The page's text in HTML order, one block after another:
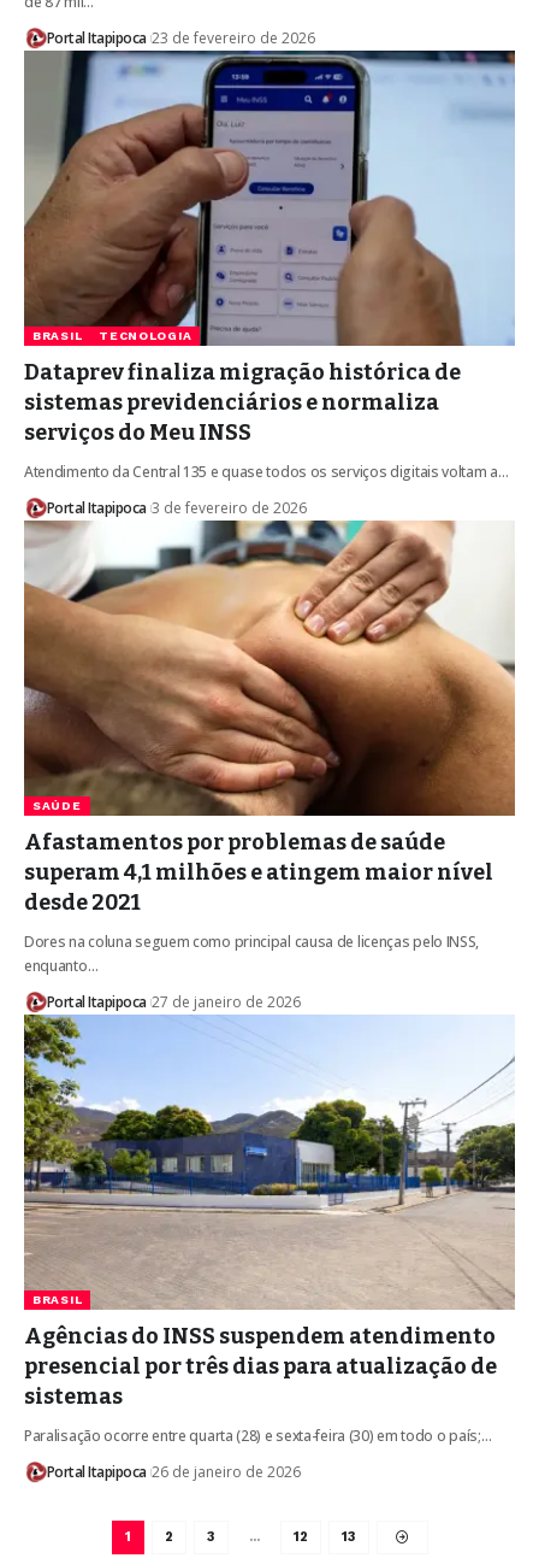
Portal Itapipoca 23 de fevereiro de 2026
BRASIL TECNOLOGIA
Dataprev finaliza migração histórica de
sistemas previdenciários e normaliza
serviços do Meu INSS
Atendimento da Central 135 e quase todos os serviços digitais voltam a…
Portal Itapipoca 3 de fevereiro de 2026
SAÚDE
Afastamentos por problemas de saúde
superam 4,1 milhões e atingem maior nível
desde 2021
Dores na coluna seguem como principal causa de licenças pelo INSS,
enquanto…
Portal Itapipoca 27 de janeiro de 2026
BRASIL
Agências do INSS suspendem atendimento
presencial por três dias para atualização de
sistemas
Paralisação ocorre entre quarta (28) e sexta-feira (30) em todo o país;…
Portal Itapipoca 26 de janeiro de 2026
1 2 3 … 12 13